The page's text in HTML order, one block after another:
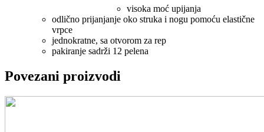
visoka moć upijanja
odlično prijanjanje oko struka i nogu pomoću elastične
vrpce
jednokratne, sa otvorom za rep
pakiranje sadrži 12 pelena
Povezani proizvodi